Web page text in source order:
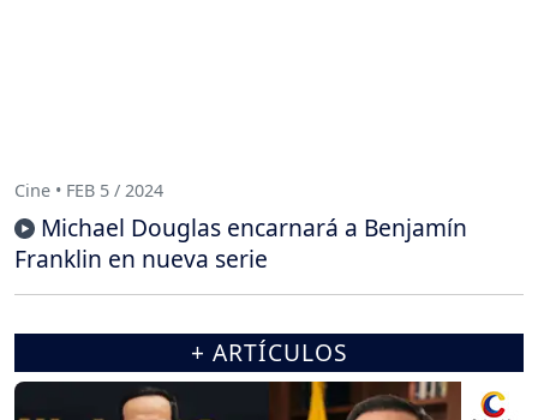
Cine • FEB 5 / 2024
Michael Douglas encarnará a Benjamín
Franklin en nueva serie
+ ARTÍCULOS